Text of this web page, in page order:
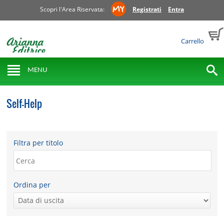
Scopri l'Area Riservata: Registrati Entra
Carrello
MENU
Self-Help
Filtra per titolo
Ordina per